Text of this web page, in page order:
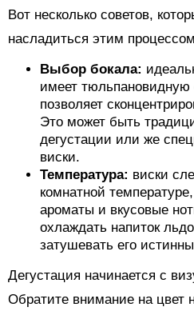
Вот несколько советов,
насладиться этим
Выбор бокала:
имеет тюльпановидную
позволяет
Это может быть
дегустации или же
виски.
Температура: виски
комнатной
ароматы и вкусовые
охлаждать напиток
затушевать его
Дегустация начинается с
Обратите внимание на цвет